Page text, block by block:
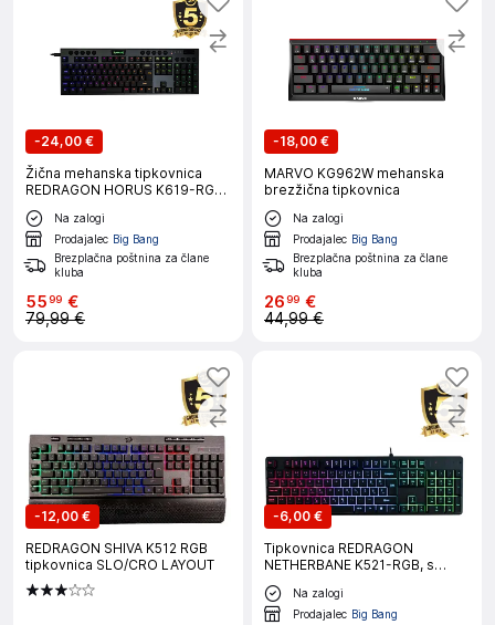
-24,00 €
Žična mehanska tipkovnica
REDRAGON HORUS K619-RGB,
rdeča stikala, SLO/HR
Na zalogi
Prodajalec Big Bang
Brezplačna poštnina za člane
kluba
5599 €
79,99 €
-18,00 €
MARVO KG962W mehanska
brezžična tipkovnica
Na zalogi
Prodajalec Big Bang
Brezplačna poštnina za člane
kluba
2699 €
44,99 €
-12,00 €
REDRAGON SHIVA K512 RGB
tipkovnica SLO/CRO LAYOUT
-6,00 €
Tipkovnica REDRAGON
NETHERBANE K521-RGB, s
šumniki
Na zalogi
Prodajalec Big Bang